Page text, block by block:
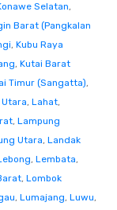
Selatan,
Barat (Pangkalan
, Kubu Raya
, Kutai Barat
Timur (Sangatta),
, Lahat,
, Lampung
Utara, Landak
, Lembata,
, Lombok
, Lumajang, Luwu,